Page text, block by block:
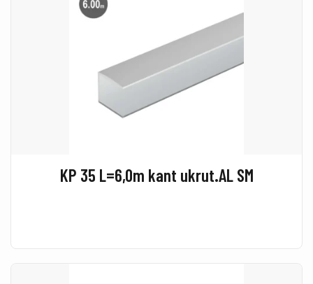
KP 35 L=6,0m kant ukrut.AL SM